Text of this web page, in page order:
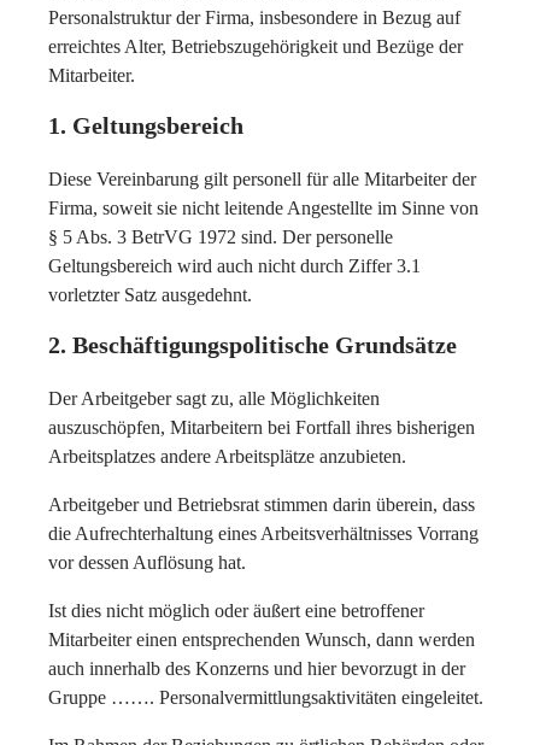
Personalstruktur der Firma, insbesondere in Bezug auf
erreichtes Alter, Betriebszugehörigkeit und Bezüge der
Mitarbeiter.
1. Geltungsbereich
Diese Vereinbarung gilt personell für alle Mitarbeiter der
Firma, soweit sie nicht leitende Angestellte im Sinne von
§ 5 Abs. 3 BetrVG 1972 sind. Der personelle
Geltungsbereich wird auch nicht durch Ziffer 3.1
vorletzter Satz ausgedehnt.
2. Beschäftigungspolitische Grundsätze
Der Arbeitgeber sagt zu, alle Möglichkeiten
auszuschöpfen, Mitarbeitern bei Fortfall ihres bisherigen
Arbeitsplatzes andere Arbeitsplätze anzubieten.
Arbeitgeber und Betriebsrat stimmen darin überein, dass
die Aufrechterhaltung eines Arbeitsverhältnisses Vorrang
vor dessen Auflösung hat.
Ist dies nicht möglich oder äußert eine betroffener
Mitarbeiter einen entsprechenden Wunsch, dann werden
auch innerhalb des Konzerns und hier bevorzugt in der
Gruppe ……. Personalvermittlungsaktivitäten eingeleitet.